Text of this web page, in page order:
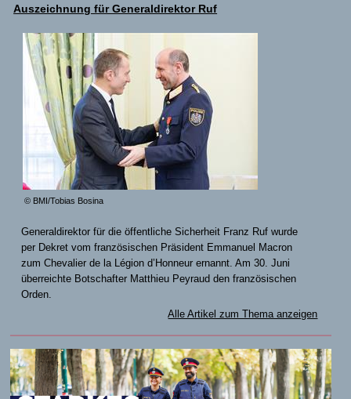
Auszeichnung für Generaldirektor Ruf
© BMI/Tobias Bosina
Generaldirektor für die öffentliche Sicherheit Franz Ruf wurde
per Dekret vom französischen Präsident Emmanuel Macron
zum Chevalier de la Légion d’Honneur ernannt. Am 30. Juni
überreichte Botschafter Matthieu Peyraud den französischen
Orden.
Alle Artikel zum Thema anzeigen